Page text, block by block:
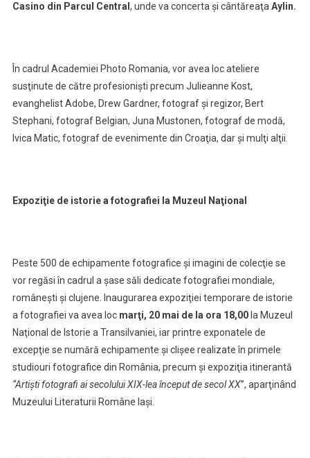
Casino din Parcul Central , unde va concerta şi cântăreaţaAylin.
În cadrul Academiei Photo Romania, vor avea loc ateliere
susţinute de către profesionişti precum Julieanne Kost,
evanghelist Adobe, Drew Gardner, fotograf şi regizor, Bert
Stephani, fotograf Belgian, Juna Mustonen, fotograf de modă,
Ivica Matic, fotograf de evenimente din Croaţia, dar şi mulţi alţii.
Expoziţie de istorie a fotografiei la Muzeul Naţional
Peste 500 de echipamente fotografice şi imagini de colecţie se
vor regăsi în cadrul a şase săli dedicate fotografiei mondiale,
româneşti şi clujene. Inaugurarea expoziţiei temporare de istorie
a fotografiei va avea locmarţi, 20 mai de la ora 18,00la Muzeul
Naţional de Istorie a Transilvaniei, iar printre exponatele de
excepţie se numără echipamente şi clişee realizate în primele
studiouri fotografice din România, precum şi expoziţia itinerantă
“Artişti fotografi ai secolului XIX-lea început de secol XX”, aparţinând
Muzeului Literaturii Române Iaşi.